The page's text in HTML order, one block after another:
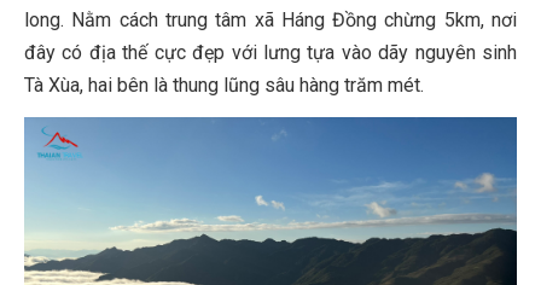
long. Nằm cách trung tâm xã Háng Đồng chừng 5km, nơi
đây có địa thế cực đẹp với lưng tựa vào dãy nguyên sinh
Tà Xùa, hai bên là thung lũng sâu hàng trăm mét.